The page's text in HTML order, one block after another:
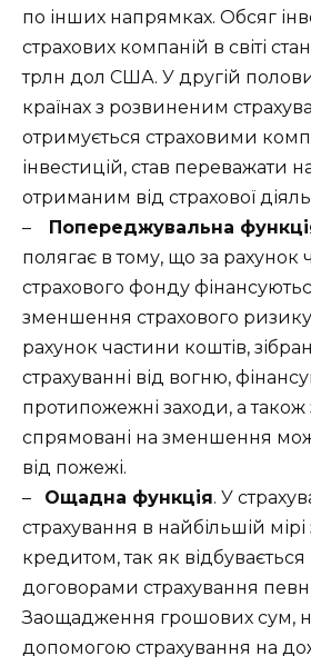
по інших напрямках. Обсяг
страхових компаній в світі
трлн дол США. У другій
країнах з розвиненим
отримується страховими
інвестицій, став переважати
отриманим від страхової
–
Попереджувальна
полягає в тому, що за рахунок
страхового фонду
зменшення страхового
рахунок частини коштів,
страхуванні від вогню,
протипожежні заходи, а також
спрямовані на зменшення
від пожежі.
– Ощадна функція. У
страхування в найбільшій
кредитом, так як
договорами страхування
Заощадження грошових сум,
допомогою страхування на